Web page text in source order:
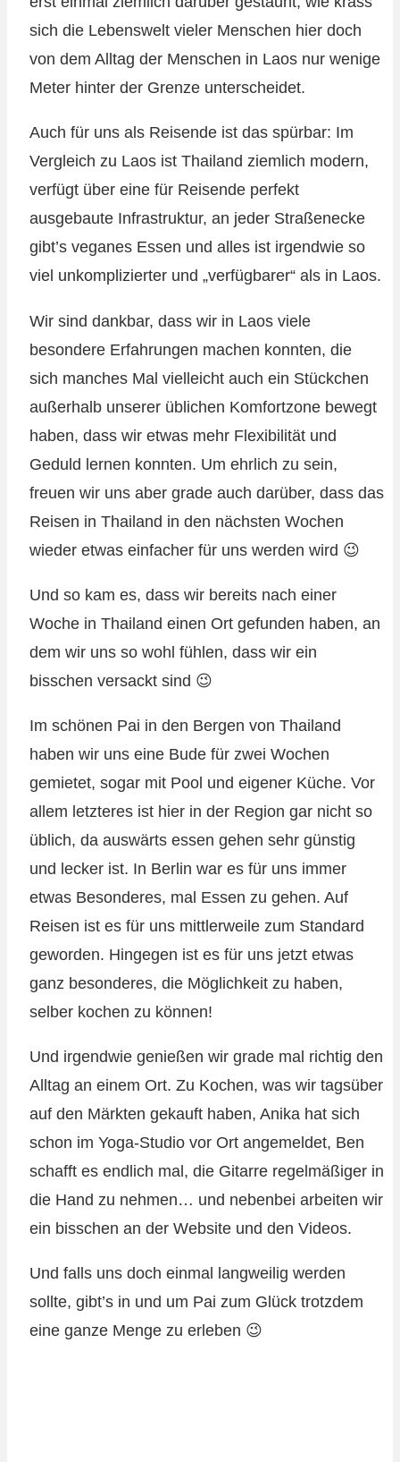
sich die Lebenswelt vieler Menschen hier doch
von dem Alltag der Menschen in Laos nur wenige
Meter hinter der Grenze unterscheidet.
Auch für uns als Reisende ist das spürbar: Im
Vergleich zu Laos ist Thailand ziemlich modern,
verfügt über eine für Reisende perfekt
ausgebaute Infrastruktur, an jeder Straßenecke
gibt’s veganes Essen und alles ist irgendwie so
viel unkomplizierter und „verfügbarer“ als in Laos.
Wir sind dankbar, dass wir in Laos viele
besondere Erfahrungen machen konnten, die
sich manches Mal vielleicht auch ein Stückchen
außerhalb unserer üblichen Komfortzone bewegt
haben, dass wir etwas mehr Flexibilität und
Geduld lernen konnten. Um ehrlich zu sein,
freuen wir uns aber grade auch darüber, dass das
Reisen in Thailand in den nächsten Wochen
wieder etwas einfacher für uns werden wird 😉
Und so kam es, dass wir bereits nach einer
Woche in Thailand einen Ort gefunden haben, an
dem wir uns so wohl fühlen, dass wir ein
bisschen versackt sind 😉
Im schönen Pai in den Bergen von Thailand
haben wir uns eine Bude für zwei Wochen
gemietet, sogar mit Pool und eigener Küche. Vor
allem letzteres ist hier in der Region gar nicht so
üblich, da auswärts essen gehen sehr günstig
und lecker ist. In Berlin war es für uns immer
etwas Besonderes, mal Essen zu gehen. Auf
Reisen ist es für uns mittlerweile zum Standard
geworden. Hingegen ist es für uns jetzt etwas
ganz besonderes, die Möglichkeit zu haben,
selber kochen zu können!
Und irgendwie genießen wir grade mal richtig den
Alltag an einem Ort. Zu Kochen, was wir tagsüber
auf den Märkten gekauft haben, Anika hat sich
schon im Yoga-Studio vor Ort angemeldet, Ben
schafft es endlich mal, die Gitarre regelmäßiger in
die Hand zu nehmen… und nebenbei arbeiten wir
ein bisschen an der Website und den Videos.
Und falls uns doch einmal langweilig werden
sollte, gibt’s in und um Pai zum Glück trotzdem
eine ganze Menge zu erleben 😉